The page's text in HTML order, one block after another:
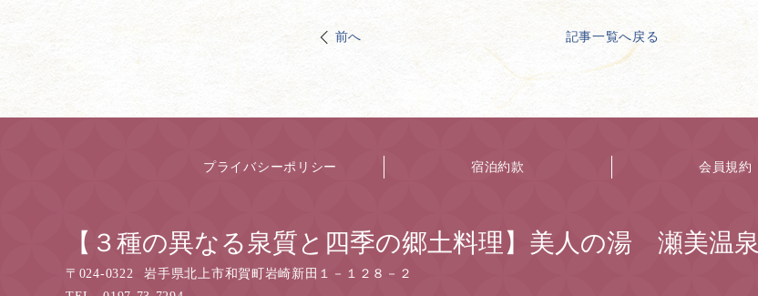
前へ 記事一覧へ戻る
プライバシーポリシー 宿泊約款 会員規約
【３種の異なる泉質と四季の郷土料理】美人の湯 瀬美温泉
〒 024-0322
岩手県北上市和賀町岩崎新田１－１２８－２